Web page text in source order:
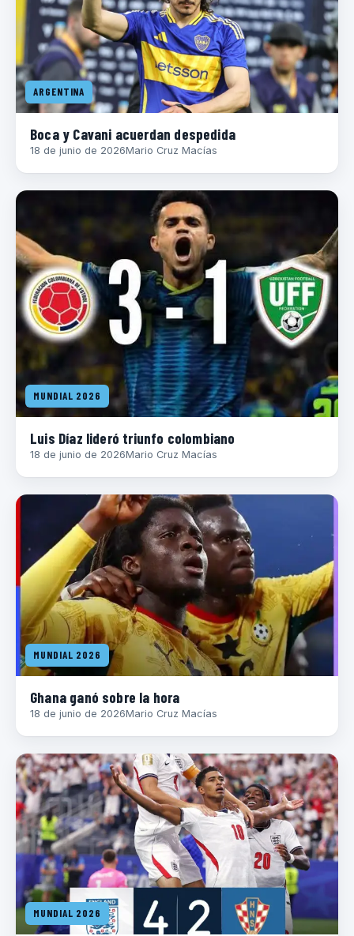
ARGENTINA
Boca y Cavani acuerdan despedida
18 de junio de 2026Mario Cruz Macías
MUNDIAL 2026
Luis Díaz lideró triunfo colombiano
18 de junio de 2026Mario Cruz Macías
MUNDIAL 2026
Ghana ganó sobre la hora
18 de junio de 2026Mario Cruz Macías
MUNDIAL 2026